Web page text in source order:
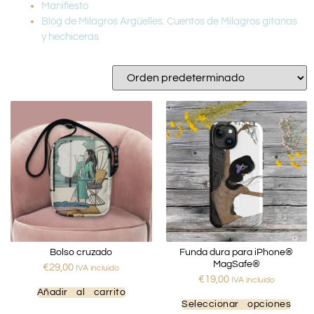
Manifiesto
Blog de Milagros Argüelles. Cuentos de Milagros gitanas
y hechiceras
Bolso cruzado
€29,00 IVA incluido
Añadir al carrito
Funda dura para iPhone®
MagSafe®
€19,00 IVA incluido
Seleccionar opciones